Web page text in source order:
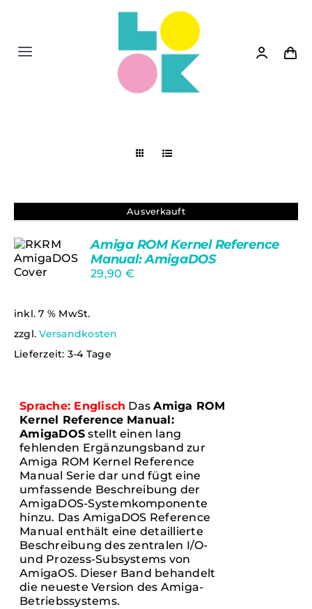
Toggle
Spiele
Verlag
English
Ausverkauft
Amiga ROM Kernel Reference
Manual: AmigaDOS
29,90 €
inkl. 7 % MwSt.
zzgl.Versandkosten
Lieferzeit: 3-4 Tage
Sprache: Englisch DasAmiga ROM
Kernel Reference Manual:
AmigaDOS stellt einen lang
fehlenden Ergänzungsband zur
Amiga ROM Kernel Reference
Manual Serie dar und fügt eine
umfassende Beschreibung der
AmigaDOS-Systemkomponente
hinzu. Das AmigaDOS Reference
Manual enthält eine detaillierte
Beschreibung des zentralen I/O-
und Prozess-Subsystems von
AmigaOS. Dieser Band behandelt
die neueste Version des Amiga-
Betriebssystems.